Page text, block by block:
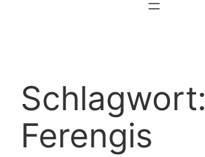
Schlagwort:
Ferengis